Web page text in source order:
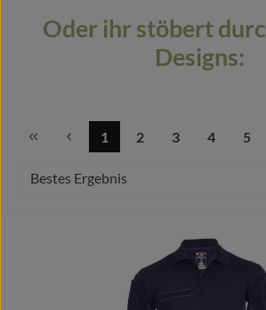
Details
Oder ihr stöbert
Designs:
Seite
1
Seite
2
Seite
3
Seite
4 5